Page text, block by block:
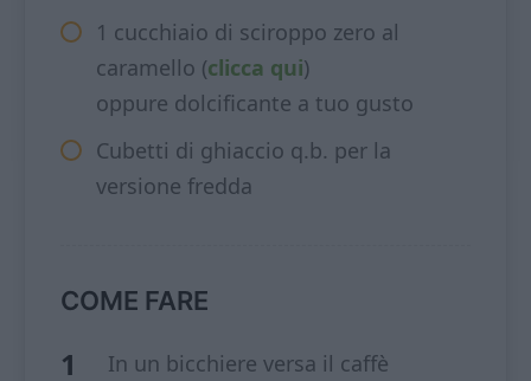
1 cucchiaio di sciroppo zero al
caramello (clicca qui)
oppure dolcificante a tuo gusto
Cubetti di ghiaccio q.b. per la
versione fredda
COME FARE
In un bicchiere versa il caffè